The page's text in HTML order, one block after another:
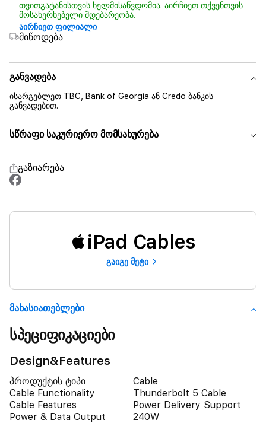
თვითგატანისთვის ხელმისაწვდომია. აირჩიეთ თქვენთვის
მოსახერხებელი მდებარეობა.
აირჩიეთ ფილიალი
მიწოდება
განვადება
ისარგებლეთ TBC, Bank of Georgia ან Credo ბანკის
განვადებით.
სწრაფი საკურიერო მომსახურება
გაზიარება
iPad Cables
გაიგე მეტი
Მახასიათებლები
სპეციფიკაციები
Design&Features
პროდუქტის ტიპი
Cable
Cable Functionality
Thunderbolt 5 Cable
Cable Features
Power Delivery Support
Power & Data Output
240W